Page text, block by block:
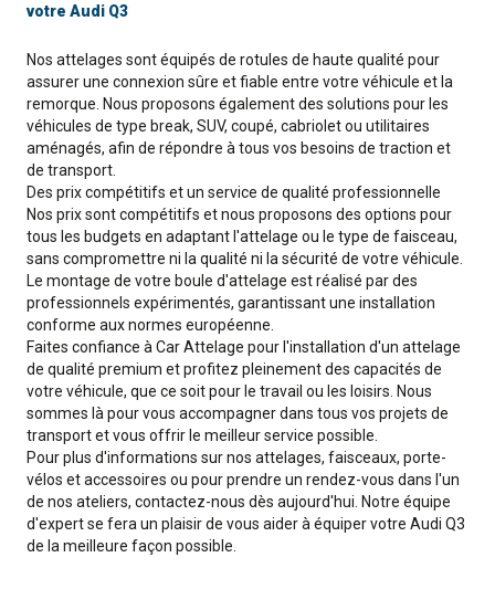
votre Audi Q3
Nos attelages sont équipés de rotules de haute qualité pour
assurer une connexion sûre et fiable entre votre véhicule et la
remorque. Nous proposons également des solutions pour les
véhicules de type break, SUV, coupé, cabriolet ou utilitaires
aménagés, afin de répondre à tous vos besoins de traction et
de transport.
Des prix compétitifs et un service de qualité professionnelle
Nos prix sont compétitifs et nous proposons des options pour
tous les budgets en adaptant l'attelage ou le type de faisceau,
sans compromettre ni la qualité ni la sécurité de votre véhicule.
Le montage de votre boule d'attelage est réalisé par des
professionnels expérimentés, garantissant une installation
conforme aux normes européenne.
Faites confiance à Car Attelage pour l'installation d'un attelage
de qualité premium et profitez pleinement des capacités de
votre véhicule, que ce soit pour le travail ou les loisirs. Nous
sommes là pour vous accompagner dans tous vos projets de
transport et vous offrir le meilleur service possible.
Pour plus d'informations sur nos attelages, faisceaux, porte-
vélos et accessoires ou pour prendre un rendez-vous dans l'un
de nos ateliers, contactez-nous dès aujourd'hui. Notre équipe
d'expert se fera un plaisir de vous aider à équiper votre Audi Q3
de la meilleure façon possible.